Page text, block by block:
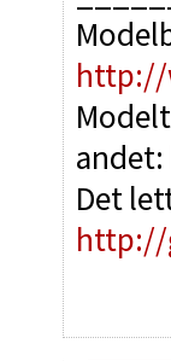
http://
andet:
Det
http://